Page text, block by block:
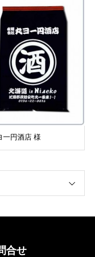
一円酒店 様
合せ